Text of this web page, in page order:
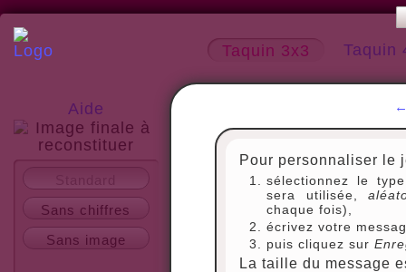
Taquin 3x3 Taquin
Aide
Sans chiffres
Sans image
Pour personnaliser le
sélectionnez le
sera utilisée,
chaque fois),
écrivez votre
puis cliquez sur
La taille du message